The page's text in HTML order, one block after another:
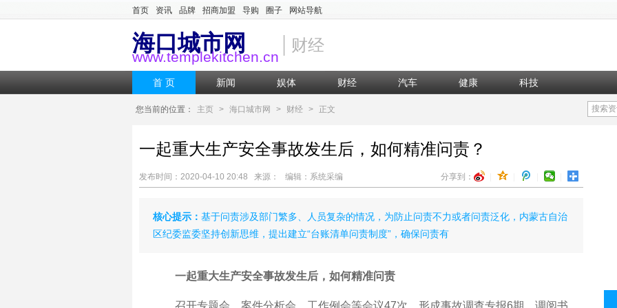
首页 资讯 品牌 招商加盟 导购 圈子 网站导航
海口城市网
www.templekitchen.cn
财经
首 页 新闻 娱体 财经 汽车 健康 科技
您当前的位置： 主页 > 海口城市网 > 财经 > 正文 搜索
一起重大生产安全事故发生后，如何精准问责？
分享到：
发布时间：2020-04-10 20:48 来源： 编辑：系统采编
核心提示： 基于问责涉及部门繁多、人员复杂的情况，为防止问责不力或者问责泛化，内蒙古自治
区纪委监委坚持创新思维，提出建立“台账清单问责制度”，确保问责有
一起重大生产安全事故发生后，如何精准问责
召开专题会、案件分析会、工作例会等会议47次，形成事故调查专报6期，调阅书